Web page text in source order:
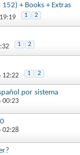
+ Books + Extras
1 2
1 2
12:22 1 2
por sistema
00:23
02:28